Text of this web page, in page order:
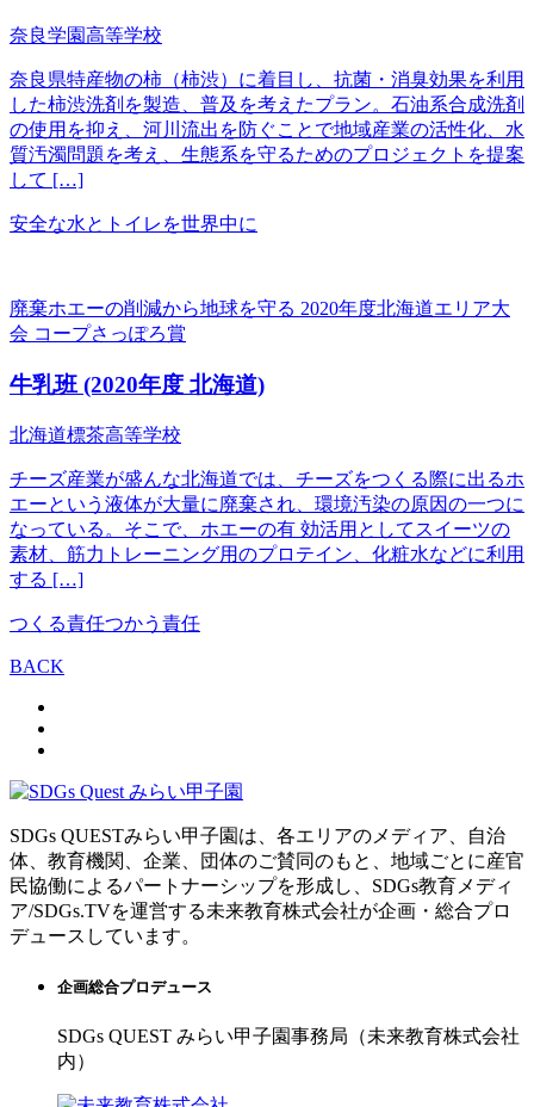
奈良学園高等学校
奈良県特産物の柿（柿渋）に着目し、抗菌・消臭効果を利用
した柿渋洗剤を製造、普及を考えたプラン。石油系合成洗剤
の使用を抑え、河川流出を防ぐことで地域産業の活性化、水
質汚濁問題を考え、生態系を守るためのプロジェクトを提案
して […]
安全な水とトイレを世界中に
廃棄ホエーの削減から地球を守る 2020年度北海道エリア大
会 コープさっぽろ賞
牛乳班 (2020年度 北海道)
北海道標茶高等学校
チーズ産業が盛んな北海道では、チーズをつくる際に出るホ
エーという液体が大量に廃棄され、環境汚染の原因の一つに
なっている。そこで、ホエーの有 効活用としてスイーツの
素材、筋力トレーニング用のプロテイン、化粧水などに利用
する […]
つくる責任つかう責任
BACK
SDGs QUESTみらい甲子園は、各エリアのメディア、自治
体、教育機関、企業、団体のご賛同のもと、地域ごとに産官
民協働によるパートナーシップを形成し、SDGs教育メディ
ア/SDGs.TVを運営する未来教育株式会社が企画・総合プロ
デュースしています。
企画総合プロデュース
SDGs QUEST みらい甲子園事務局（未来教育株式会社
内）